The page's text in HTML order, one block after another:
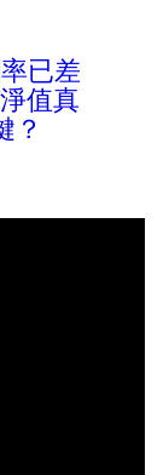
已差
值真
？